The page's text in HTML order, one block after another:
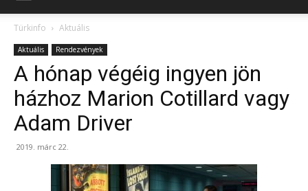
Türkinfo
Aktuális
Aktuális Rendezvények
A hónap végéig ingyen jön
házhoz Marion Cotillard vagy
Adam Driver
2019. márc 22.